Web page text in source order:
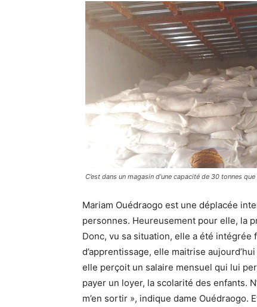
C’est dans un magasin d’une capacité de 30 tonnes
Mariam Ouédraogo est une déplacée
personnes. Heureusement pour elle, la
Donc, vu sa situation, elle a été intégrée
d’apprentissage, elle maitrise
elle perçoit un salaire mensuel qui lui
payer un loyer, la scolarité des enfants.
m’en sortir », indique dame Ouédraogo.